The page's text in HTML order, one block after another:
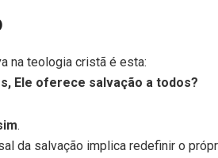
na teologia cristã é esta:
Ele oferece salvação a todos?
.
da salvação implica redefinir o